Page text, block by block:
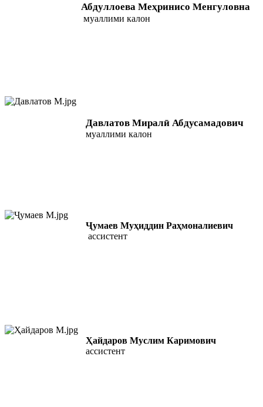
Абдуллоева Меҳринисо Менгуловна
муаллими калон
Давлатов Миралӣ Абдусамадович
муаллими калон
Ҷумаев Муҳиддин Раҳмоналиевич
ассистент
Ҳайдаров Муслим Каримович
ассистент